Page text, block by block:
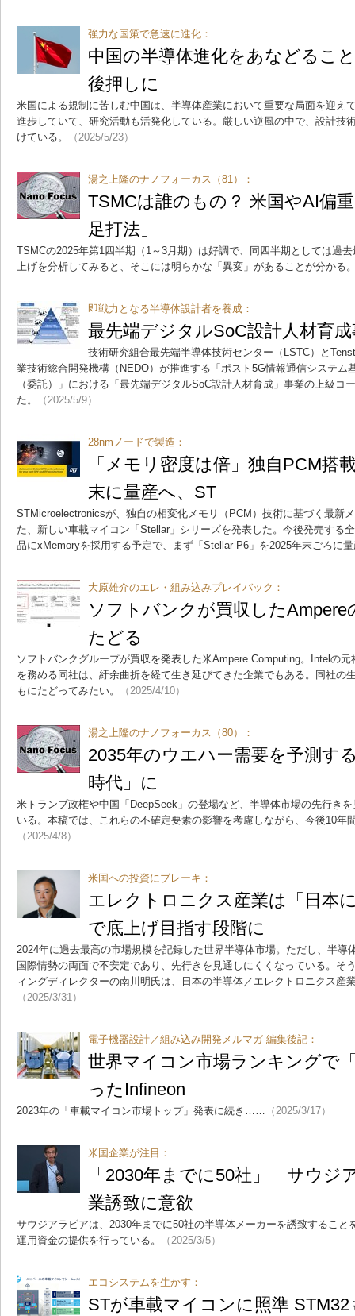
強力な国策で急速に進化：
中国の半導体進化をあなどるこ
後押しに
米国による規制に苦しむ中国は、半導体産業において重要な局面を迎え
進歩していて、研究活動も活発化している。厳しい逆風の中で、設計技
けている。
（2025/5/23）
湯之上隆のナノフォーカス（81）：
TSMCは誰のもの？ 米国やAI偏
足打法」
TSMCの2025年第1四半期（1～3月期）は好調で、同四半期としては過
上げを分析してみると、そこには明らかな「異変」があることが分かる
即戦力となる半導体設計者を養成：
最先端デジタルSoC設計人材育
技術研究組合最先端半導体技術センター（LSTC）と
業技術総合開発機構（NEDO）が推進する「ポスト5G情報通信システム
（委託）」における「最先端デジタルSoC設計人材育成」事業の上級コ
た。
（2025/5/9）
28nmノードで製造：
「メモリ密度は倍」独自PCM搭
末に量産へ、ST
STMicroelectronicsが、独自の相変化メモリ（PCM）技術に基づく最新
た、新しい車載マイコン「Stellar」シリーズを発表した。今後発売する
品にxMemoryを採用する予定で、まず「Stellar P6」を2025年末ごろに
大原雄介のエレ・組み込みプレイバック：
ソフトバンクが買収したAmpere
たどる
ソフトバンクグループが買収を発表した米Ampere Computing。Intelの
を務める同社は、紆余曲折を経て生き延びてきた企業でもある。同社の
もにたどってみたい。
（2025/4/10）
湯之上隆のナノフォーカス（80）：
2035年のウエハー需要を予測す
時代」に
米トランプ政権や中国「DeepSeek」の登場など、半導体市場の先行き
いる。本稿では、これらの不確定要素の影響を考慮しながら、今後10年
（2025/4/8）
米国への投資にブレーキ：
エレクトロニクス産業は「日本
で底上げ目指す段階に
2024年に過去最高の市場規模を記録した世界半導体市場。ただし、半導
国際情勢の両面で不安定であり、先行きを見通しにくくなっている。そ
ィングディレクターの南川明氏は、日本の半導体／エレクトロニクス産
（2025/3/31）
電子機器設計／組み込み開発メルマガ 編集後記：
世界マイコン市場ランキングで
ったInfineon
2023年の「車載マイコン市場トップ」発表に続き…… （2025/3/17）
米国企業が注目：
「2030年までに50社」 サウジ
業誘致に意欲
サウジアラビアは、2030年までに50社の半導体メーカーを誘致すること
運用資金の提供を行っている。
（2025/3/5）
エコシステムを生かす：
STが車載マイコンに照準